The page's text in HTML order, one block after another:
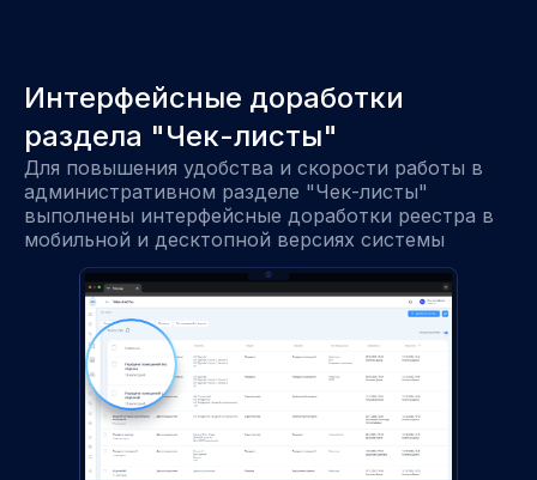
Интерфейсные доработки
раздела "Чек-листы"
Для повышения удобства и скорости работы в
административном разделе "Чек-листы"
выполнены интерфейсные доработки реестра в
мобильной и десктопной версиях системы